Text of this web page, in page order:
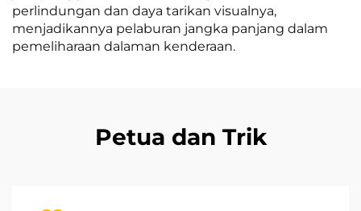
perlindungan dan daya tarikan visualnya,
menjadikannya pelaburan jangka panjang dalam
pemeliharaan dalaman kenderaan.
Petua dan Trik